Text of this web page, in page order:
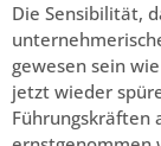
Die Sensibilität,
gewesen sein
jetzt wieder
Führungskräften